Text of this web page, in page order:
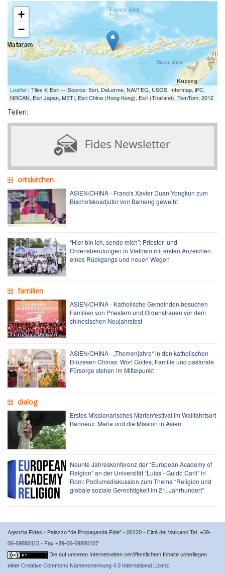
+
−
Leaflet | Tiles © Esri — Source: Esri, DeLorme, NAVTEQ, USGS, Intermap, iPC,
NRCAN, Esri Japan, METI, Esri China (Hong Kong), Esri (Thailand), TomTom, 2012
Teilen:
ortskirchen
ASIEN/CHINA - Francis Xavier Duan Yongkun zum
Bischofskoadjutor von Bameng geweiht
“Hier bin ich, sende mich”: Priester- und
Ordensberufungen in Vietnam mit ersten Anzeichen
eines Rückgangs und neuen Wegen
familien
ASIEN/CHINA - Katholische Gemeinden besuchen
Familien von Priestern und Ordensfrauen vor dem
chinesischen Neujahrsfest
ASIEN/CHINA - „Themenjahre“ in den katholischen
Diözesen Chinas: Wort Gottes, Familie und pastorale
Fürsorge stehen im Mittelpunkt
dialog
Erstes Missionarisches Marienfestival im Wallfahrtsort
Banneux: Maria und die Mission in Asien
Neunte Jahreskonferenz der “European Academy of
Relgion” an der Universität “Luiss - Guido Carli” in
Rom: Podiumsdiskussion zum Thema “Religion und
globale soziale Gerechtigkeit im 21. Jahrhundert”
Agenzia Fides - Palazzo “de Propaganda Fide” - 00120 - Città del Vaticano Tel. +39-
06-69880115 - Fax +39-06-69880107
Die auf unseren Internetseiten veröffentlichten Inhalte unterliegen
einer Creative Commons Namensnennung 4.0 International Lizenz